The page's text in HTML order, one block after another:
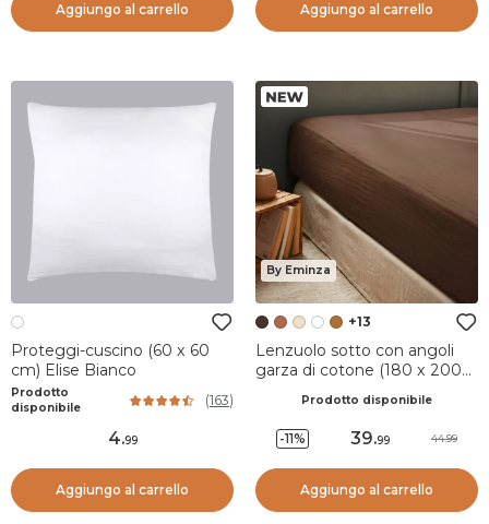
Aggiungo al carrello Aggiungo al carrello
Proteggi-cuscino (60 x 60
cm) Elise Bianco
Prodotto
disponibile
(163)
4.99
Aggiungo al carrello
By Eminza
+13
Lenzuolo sotto con angoli
garza di cotone (180 x 200
Prodotto disponibile
-11% 39.99 44.99
Aggiungo al carrello